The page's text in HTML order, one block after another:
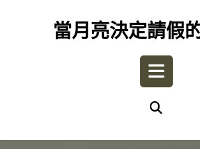
當月亮決定請假
Open